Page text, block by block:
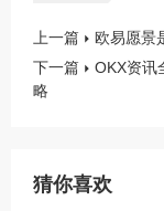
上一篇
欧易愿景
下一篇
OKX资讯
略
猜你喜欢